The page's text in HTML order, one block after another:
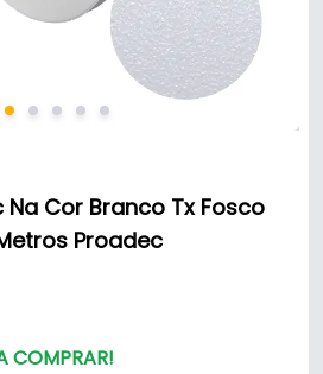
Na Cor Branco Tx Fosco
Proadec
COMPRAR!